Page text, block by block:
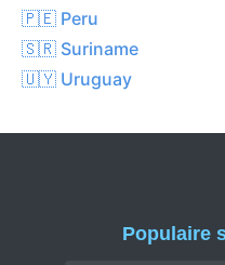
🇵🇪 Peru
🇸🇷 Suriname
🇺🇾 Uruguay
Populaire